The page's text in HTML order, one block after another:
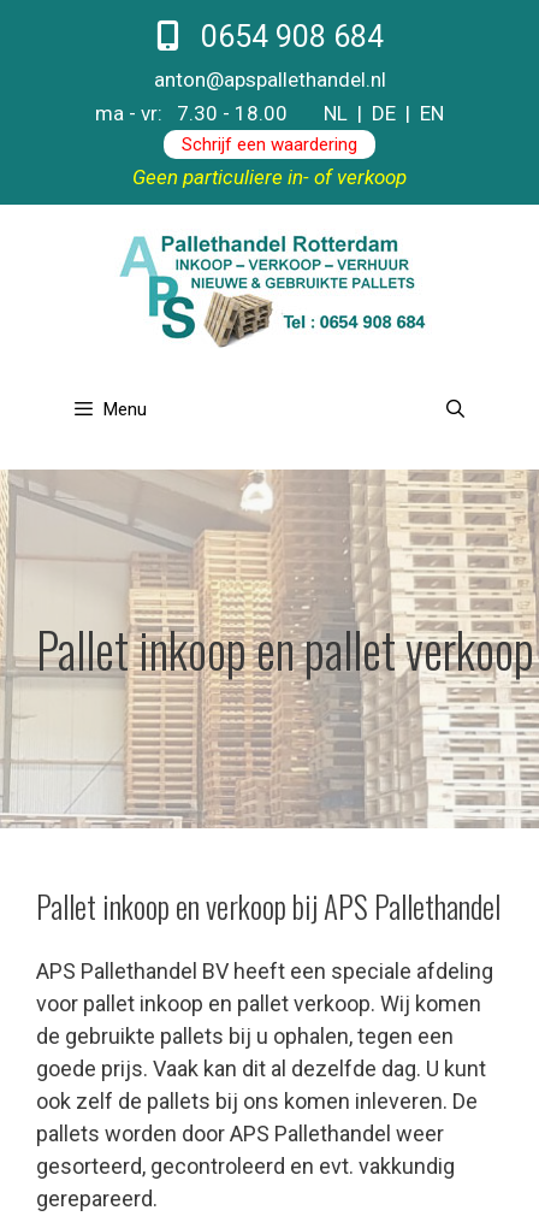
0654 908 684
anton@apspallethandel.nl
ma - vr: 7.30 - 18.00
NL | DE | EN
Schrijf een waardering
Geen particuliere in- of verkoop
Menu
Pallet inkoop en pallet verkoop
Pallet inkoop en verkoop bij APS Pallethandel
APS Pallethandel BV heeft een speciale afdeling
voor pallet inkoop en pallet verkoop. Wij komen
de gebruikte pallets bij u ophalen, tegen een
goede prijs. Vaak kan dit al dezelfde dag. U kunt
ook zelf de pallets bij ons komen inleveren. De
pallets worden door APS Pallethandel weer
gesorteerd, gecontroleerd en evt. vakkundig
gerepareerd.